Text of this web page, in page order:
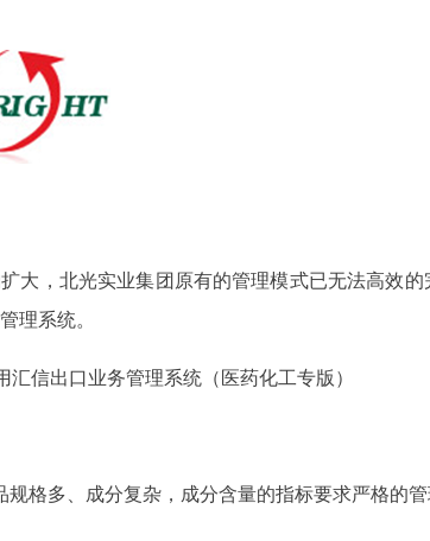
大，北光实业集团原有的管理模式已无法高效
理系统。
汇信出口业务管理系统（医药化工专版）
规格多、成分复杂，成分含量的指标要求严格的管